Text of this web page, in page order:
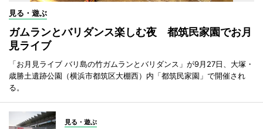
見る・遊ぶ
ガムランとバリダンス楽しむ夜 都筑民家園でお月
見ライブ
「お月見ライブ バリ島の竹ガムランとバリダンス」が9月27日、大塚・
歳勝土遺跡公園（横浜市都筑区大棚西）内「都筑民家園」で開催され
る。
見る・遊ぶ